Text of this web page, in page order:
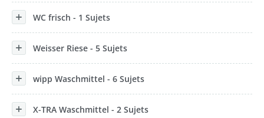
WC frisch - 1 Sujets
Weisser Riese - 5 Sujets
wipp Waschmittel - 6 Sujets
X-TRA Waschmittel - 2 Sujets